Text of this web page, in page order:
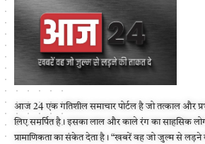
आज 24 एक गतिशील समाचार पोर्टल है जो तत्काल और
लिए समर्पित है। इसका लाल और काले रंग का साहसिक लोगो
प्रामाणिकता का संकेत देता है। “खबरें वह जो जुल्म से